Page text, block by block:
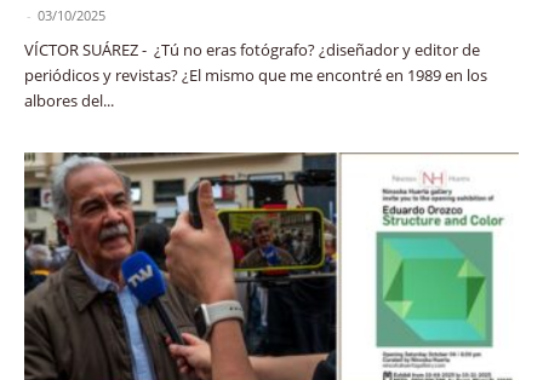
- 03/10/2025
VÍCTOR SUÁREZ - ¿Tú no eras fotógrafo? ¿diseñador y editor de
periódicos y revistas? ¿El mismo que me encontré en 1989 en los
albores del...